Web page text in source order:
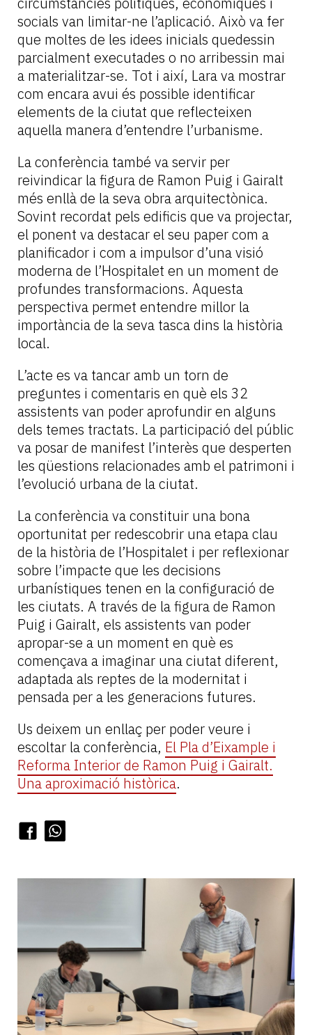
socials van limitar-ne l’aplicació. Això va fer
que moltes de les idees inicials quedessin
parcialment executades o no arribessin mai
a materialitzar-se. Tot i així, Lara va mostrar
com encara avui és possible identificar
elements de la ciutat que reflecteixen
aquella manera d’entendre l’urbanisme.
La conferència també va servir per
reivindicar la figura de Ramon Puig i Gairalt
més enllà de la seva obra arquitectònica.
Sovint recordat pels edificis que va projectar,
el ponent va destacar el seu paper com a
planificador i com a impulsor d’una visió
moderna de l’Hospitalet en un moment de
profundes transformacions. Aquesta
perspectiva permet entendre millor la
importància de la seva tasca dins la història
local.
L’acte es va tancar amb un torn de
preguntes i comentaris en què els 32
assistents van poder aprofundir en alguns
dels temes tractats. La participació del públic
va posar de manifest l’interès que desperten
les qüestions relacionades amb el patrimoni i
l’evolució urbana de la ciutat.
La conferència va constituir una bona
oportunitat per redescobrir una etapa clau
de la història de l’Hospitalet i per reflexionar
sobre l’impacte que les decisions
urbanístiques tenen en la configuració de
les ciutats. A través de la figura de Ramon
Puig i Gairalt, els assistents van poder
apropar-se a un moment en què es
començava a imaginar una ciutat diferent,
adaptada als reptes de la modernitat i
pensada per a les generacions futures.
Us deixem un enllaç per poder veure i
escoltar la conferència, El Pla d’Eixample i
Reforma Interior de Ramon Puig i Gairalt.
Una aproximació històrica.